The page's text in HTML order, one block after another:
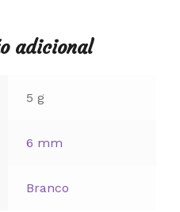
adicional
5 g
6 mm
Branco